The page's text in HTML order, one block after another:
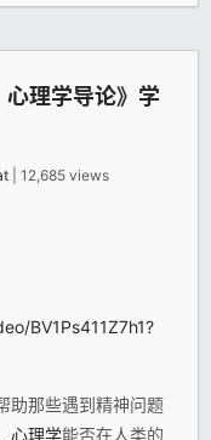
理学导论》学
| 12,685 views
BV1Ps411Z7h1?
助那些遇到精神问题
心理学能否在人类的